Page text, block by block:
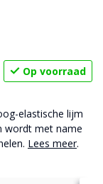
Op voorraad
elastische lijm
wordt met name
Lees meer.